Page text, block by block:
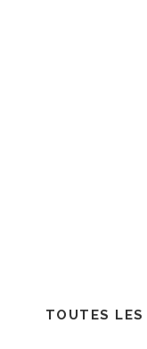
TOUTES LES